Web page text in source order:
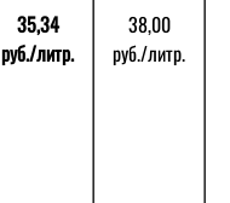
35,34
руб./литр.
38,00
руб./литр.